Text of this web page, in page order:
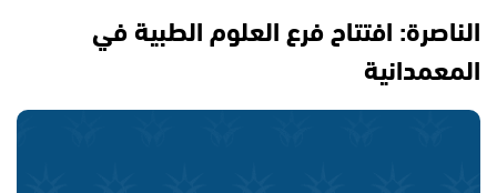
الناصرة: افتتاح فرع العلوم الطبية في
المعمدانية